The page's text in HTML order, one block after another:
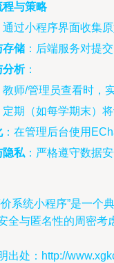
程与策略
通过小程序界面收集
存储 ：后端服务对提
分析：
教师/管理员查看时，
定期（如每学期末）
：在管理后台使用
隐私 ：严格遵守数据
系统小程序”是一
全与匿名性的周密
出处：http://